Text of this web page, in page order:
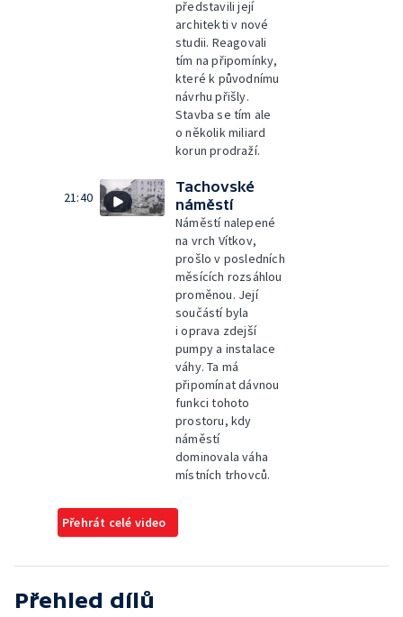
představili její
architekti v nové
studii. Reagovali
tím na připomínky,
které k původnímu
návrhu přišly.
Stavba se tím ale
o několik miliard
korun prodraží.
21:40
Tachovské
náměstí
Náměstí nalepené
na vrch Vítkov,
prošlo v posledních
měsících rozsáhlou
proměnou. Její
součástí byla
i oprava zdejší
pumpy a instalace
váhy. Ta má
připomínat dávnou
funkci tohoto
prostoru, kdy
náměstí
dominovala váha
místních trhovců.
Přehrát celé video
Přehled dílů